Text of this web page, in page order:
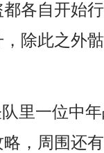
各自开始
除此之外
里一位中
，周围还